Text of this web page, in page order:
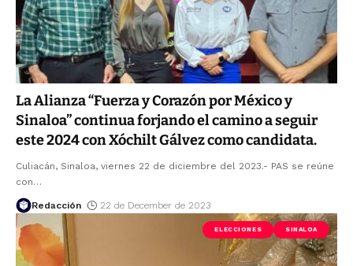
La Alianza “Fuerza y Corazón por México y
Sinaloa” continua forjando el camino a seguir
este 2024 con Xóchilt Gálvez como candidata.
Culiacán, Sinaloa, viernes 22 de diciembre del 2023.- PAS se reúne
con…
Redacción 22 de December de 2023
ELECCIONES SINALOA